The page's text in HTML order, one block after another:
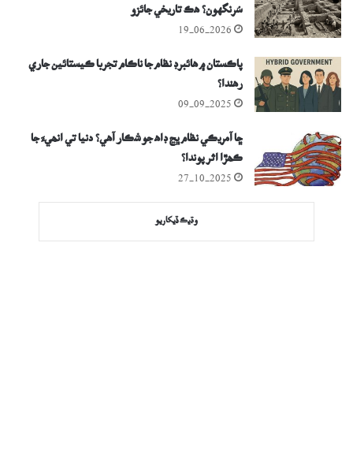
سُرنگهون؟ هڪ تاريخي جائزو
19-06-2026
پاڪستان ۾ هائبرڊ نظام جا ناڪام تجربا ڪيستائين جاري
رھندا؟
09-09-2025
ڇا آمريڪي نظام ڀڃ ڊاھ جو شڪار آھي؟ دنيا تي انھيءَ جا
ڪھڙا اثر پوندا؟
27-10-2025
وڌيڪ ڏيکاريو